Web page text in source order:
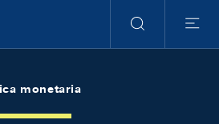
Ricerca
Menu
monetaria